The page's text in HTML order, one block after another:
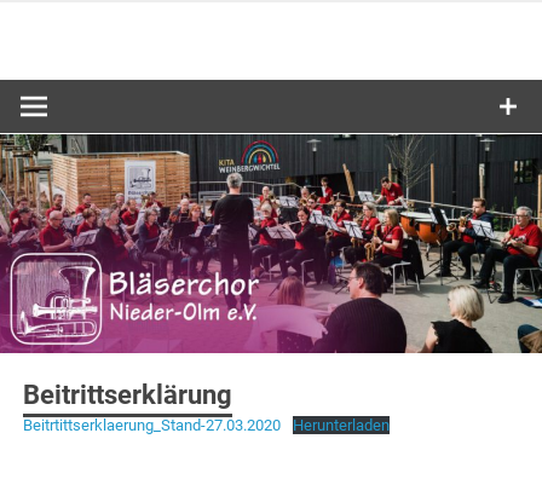
Beitrittserklärung
Beitrtittserklaerung_Stand-27.03.2020 Herunterladen